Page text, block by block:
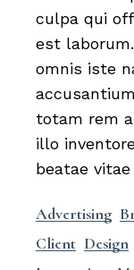
culpa qui
est
omnis iste
totam rem
illo
beatae
Advertising
Client Design